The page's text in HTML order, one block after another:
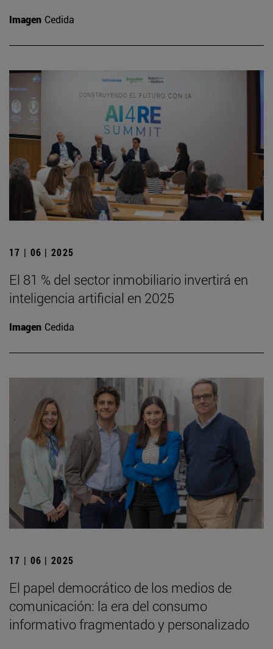
Imagen Cedida
17 | 06 | 2025
El 81 % del sector inmobiliario invertirá en
inteligencia artificial en 2025
Imagen Cedida
17 | 06 | 2025
El papel democrático de los medios de
comunicación: la era del consumo
informativo fragmentado y personalizado